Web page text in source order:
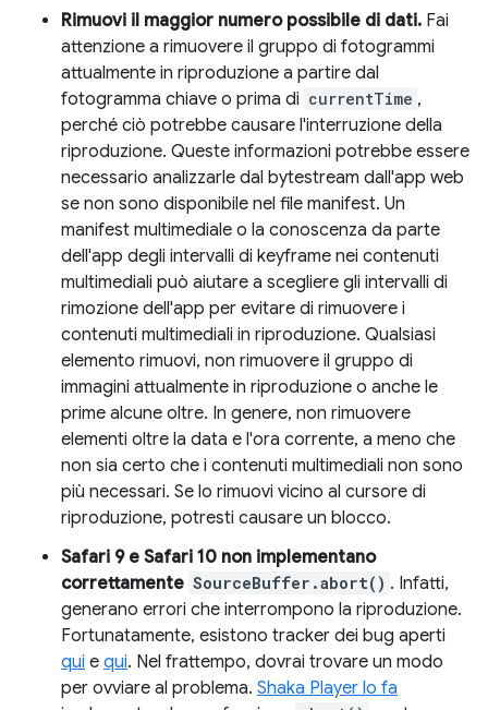
Rimuovi il maggior numero possibile di dati. Fai
attenzione a rimuovere il gruppo di fotogrammi
attualmente in riproduzione a partire dal
fotogramma chiave o prima di currentTime ,
perché ciò potrebbe causare l'interruzione della
riproduzione. Queste informazioni potrebbe essere
necessario analizzarle dal bytestream dall'app web
se non sono disponibile nel file manifest. Un
manifest multimediale o la conoscenza da parte
dell'app degli intervalli di keyframe nei contenuti
multimediali può aiutare a scegliere gli intervalli di
rimozione dell'app per evitare di rimuovere i
contenuti multimediali in riproduzione. Qualsiasi
elemento rimuovi, non rimuovere il gruppo di
immagini attualmente in riproduzione o anche le
prime alcune oltre. In genere, non rimuovere
elementi oltre la data e l'ora corrente, a meno che
non sia certo che i contenuti multimediali non sono
più necessari. Se lo rimuovi vicino al cursore di
riproduzione, potresti causare un blocco.
Safari 9 e Safari 10 non implementano
correttamente SourceBuffer.abort() . Infatti,
generano errori che interrompono la riproduzione.
Fortunatamente, esistono tracker dei bug aperti
qui e qui. Nel frattempo, dovrai trovare un modo
per ovviare al problema. Shaka Player lo fa